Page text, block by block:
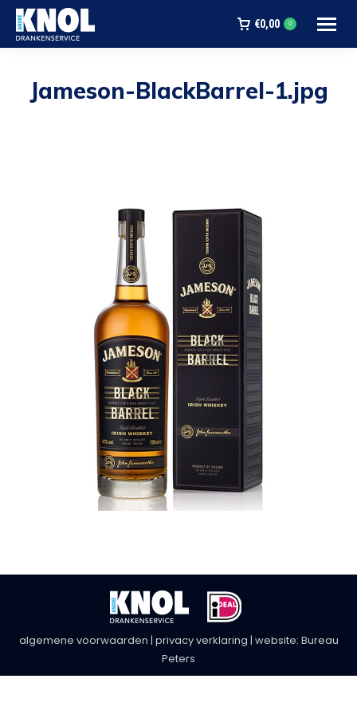
€0,00 0
Jameson-BlackBarrel-1.jpg
algemene voorwaarden | privacy verklaring | website: Bureau
Peters